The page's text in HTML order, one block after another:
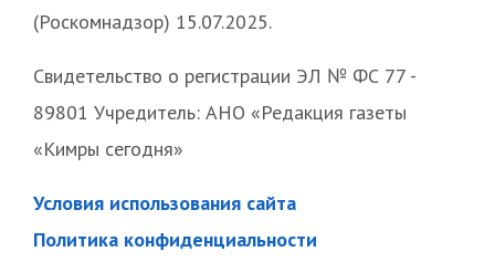
(Роскомнадзор) 15.07.2025.
Свидетельство о регистрации ЭЛ № ФС 77 -
89801 Учредитель: АНО «Редакция газеты
«Кимры сегодня»
Условия использования сайта
Политика конфиденциальности